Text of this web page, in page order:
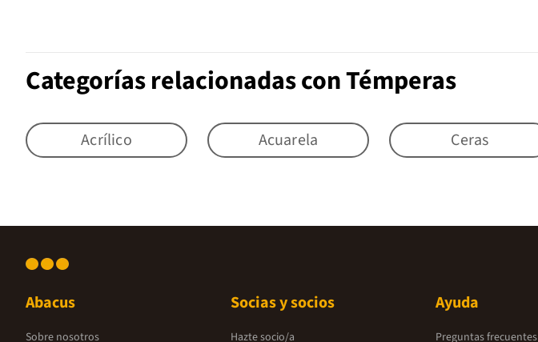
Categorías relacionadas con Témperas
Acrílico Acuarela Ceras
Abacus
Sobre nosotros
Socias y socios
Hazte socio/a
Ayuda
Preguntas frecuentes